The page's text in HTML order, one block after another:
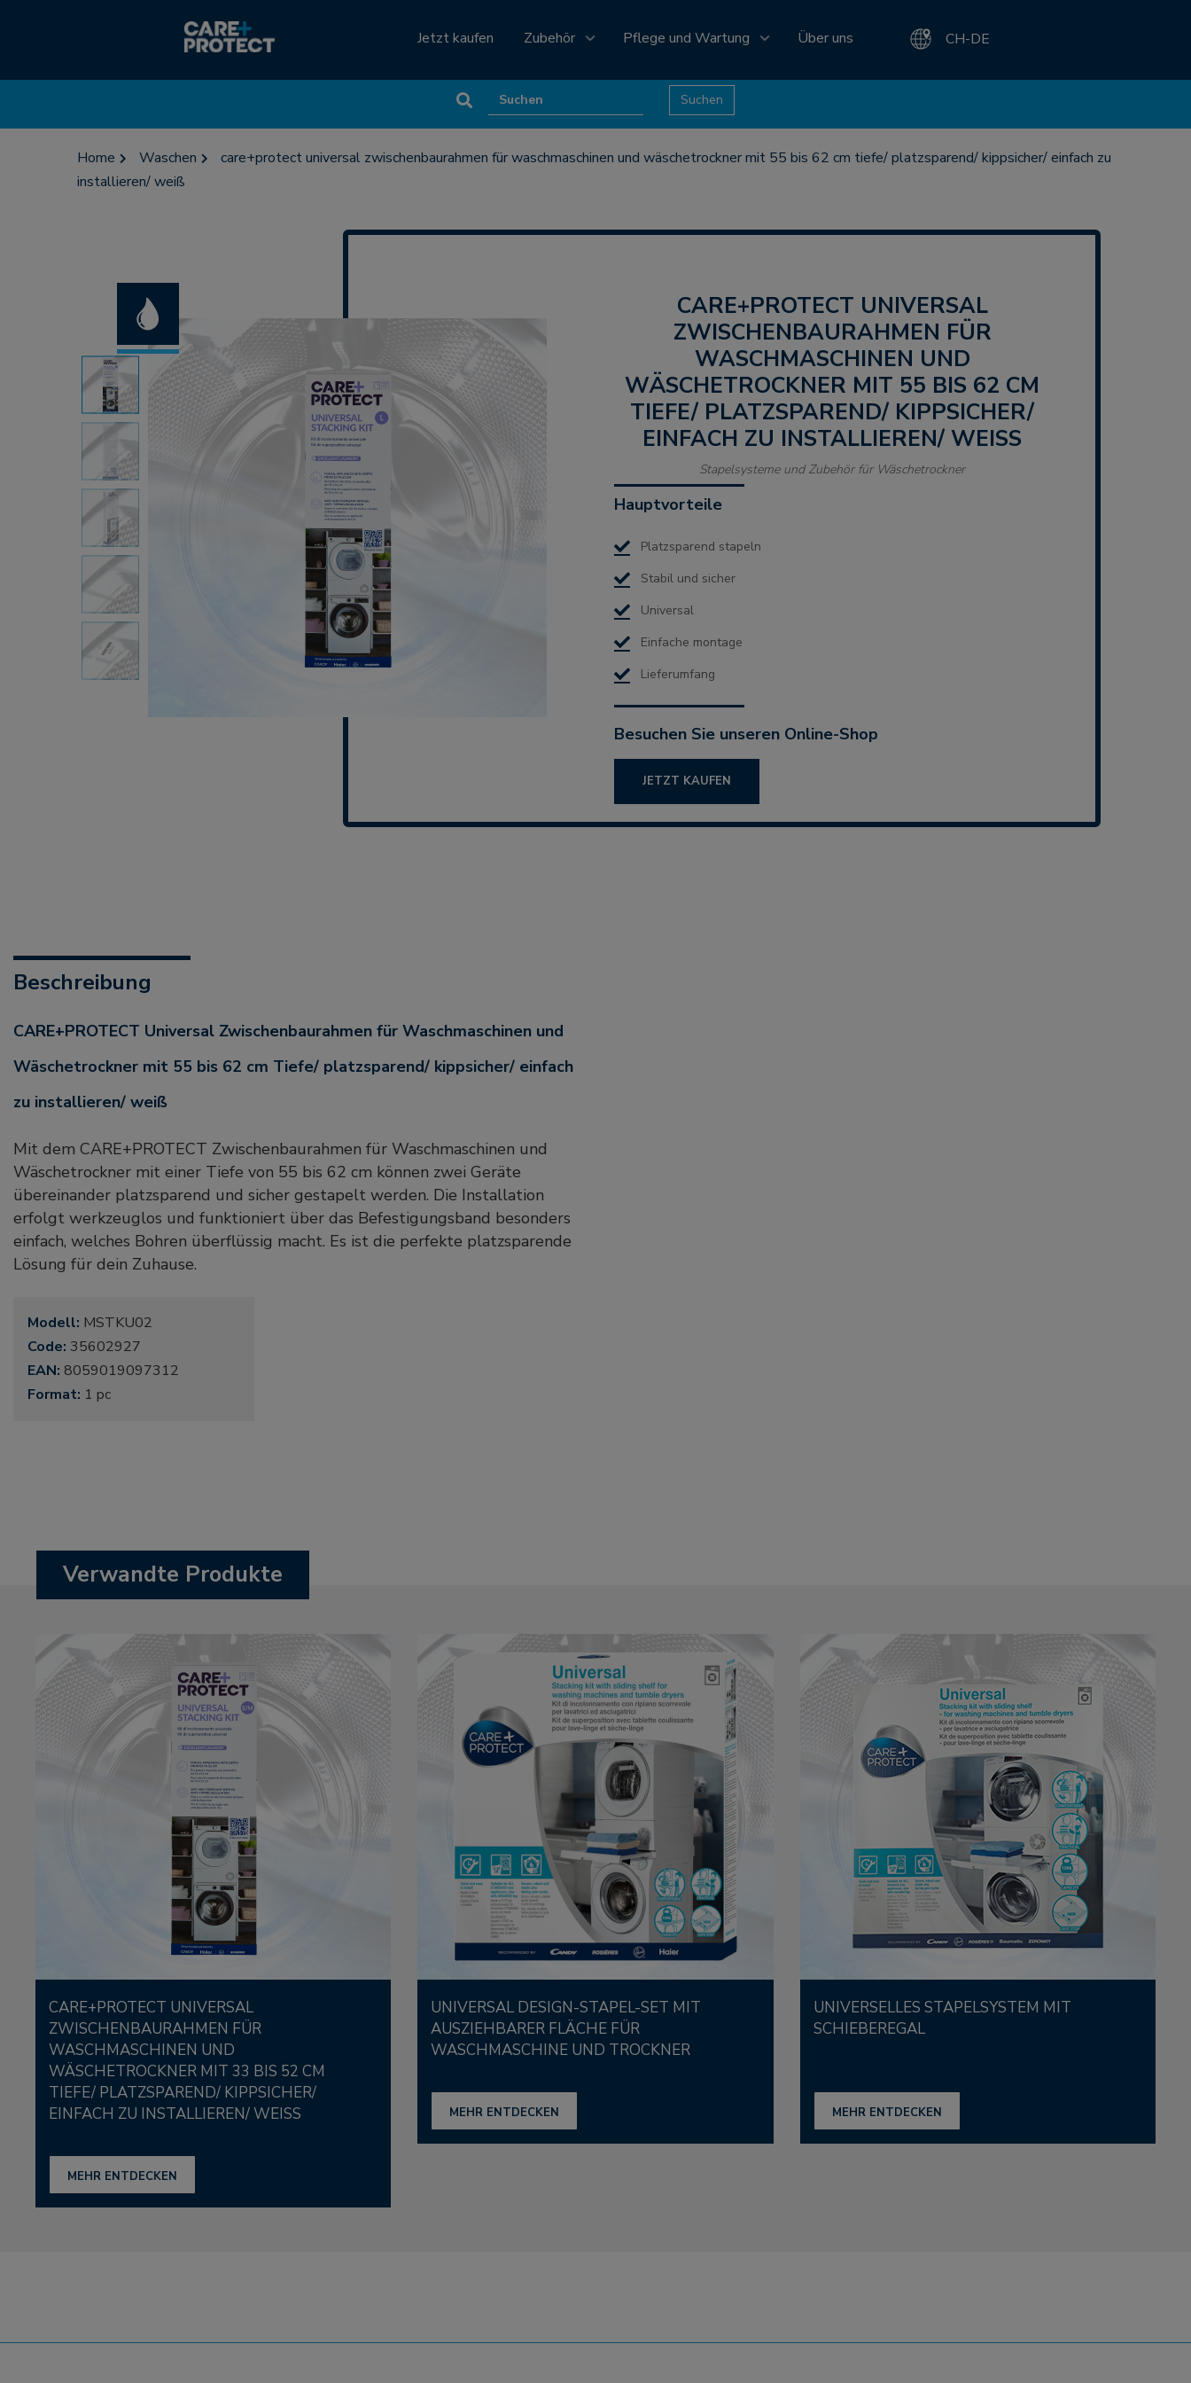
Jetzt kaufen Zubehör Pflege und Wartung Über uns CH-DE
Home Waschen
care+protect universal zwischenbaurahmen für waschmaschinen und wäschetrockner mit 55 bis 62 cm tiefe/ platzsparend/ kippsicher/ einfach zu
installieren/ weiß
CARE+PROTECT UNIVERSAL
ZWISCHENBAURAHMEN FÜR
WASCHMASCHINEN UND
WÄSCHETROCKNER MIT 55 BIS 62 CM
TIEFE/ PLATZSPAREND/ KIPPSICHER/
EINFACH ZU INSTALLIEREN/ WEISS
Stapelsysteme und Zubehör für Wäschetrockner
Hauptvorteile
Platzsparend stapeln
Stabil und sicher
Universal
Einfache montage
Lieferumfang
Besuchen Sie unseren Online-Shop
JETZT KAUFEN
Beschreibung
CARE+PROTECT Universal Zwischenbaurahmen für Waschmaschinen und
Wäschetrockner mit 55 bis 62 cm Tiefe/ platzsparend/ kippsicher/ einfach
zu installieren/ weiß
Mit dem CARE+PROTECT Zwischenbaurahmen für Waschmaschinen und
Wäschetrockner mit einer Tiefe von 55 bis 62 cm können zwei Geräte
übereinander platzsparend und sicher gestapelt werden. Die Installation
erfolgt werkzeuglos und funktioniert über das Befestigungsband besonders
einfach, welches Bohren überflüssig macht. Es ist die perfekte platzsparende
Lösung für dein Zuhause.
Modell: MSTKU02
Code: 35602927
EAN: 8059019097312
Format: 1 pc
Verwandte Produkte
CARE+PROTECT UNIVERSAL
ZWISCHENBAURAHMEN FÜR
WASCHMASCHINEN UND
WÄSCHETROCKNER MIT 33 BIS 52 CM
TIEFE/ PLATZSPAREND/ KIPPSICHER/
EINFACH ZU INSTALLIEREN/ WEISS
MEHR ENTDECKEN
UNIVERSAL DESIGN-STAPEL-SET MIT
AUSZIEHBARER FLÄCHE FÜR
WASCHMASCHINE UND TROCKNER
MEHR ENTDECKEN
UNIVERSELLES STAPELSYSTEM MIT
SCHIEBEREGAL
MEHR ENTDECKEN